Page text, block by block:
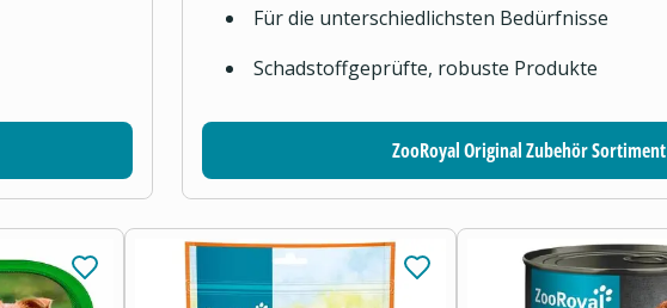
Für die unterschiedlichsten Bedürfnisse
Schadstoffgeprüfte, robuste Produkte
ZooRoyal Original Zubehör Sortiment